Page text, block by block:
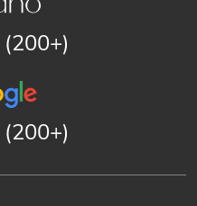
(200+)
(200+)